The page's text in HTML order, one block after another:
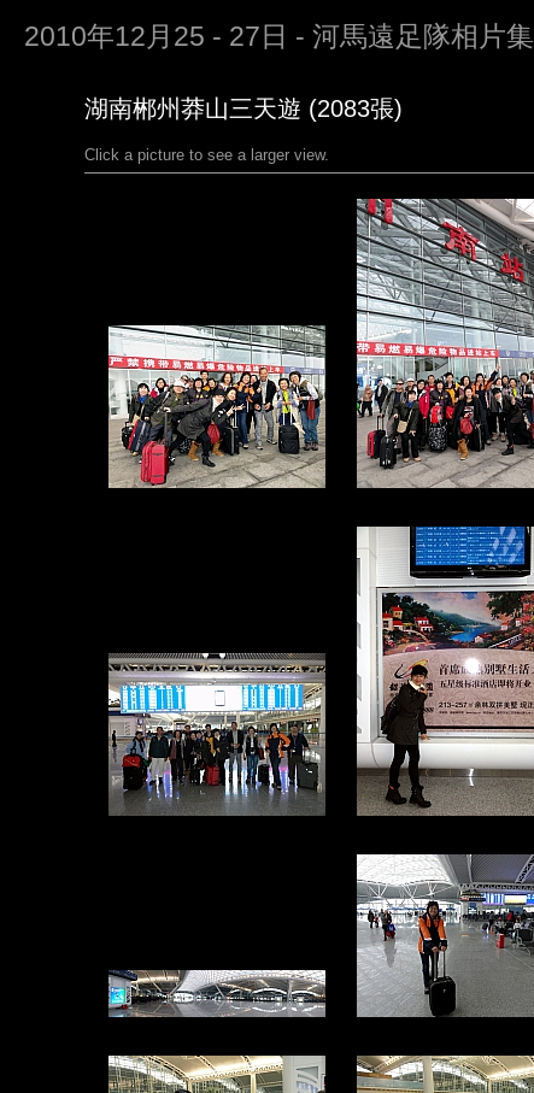
2010年12月25 - 27日 - 河馬遠足隊相片集
湖南郴州莽山三天遊 (2083張)
Click a picture to see a larger view.